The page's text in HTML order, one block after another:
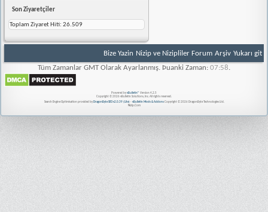
Son Ziyaretçiler
Toplam Ziyaret Hiti: 26.509
Bize Yazin Nizip ve Nizipliler Forum Arşiv Yukarı git
Tüm Zamanlar GMT Olarak Ayarlanmış. Þuanki Zaman: 07:58.
Powered by vBulletin® Version 4.2.5
Copyright © 2026 vBulletin Solutions, Inc. All rights reserved.
Search Engine Optimisation provided by DragonByte SEO v2.0.39 (Lite)- vBulletin Mods & AddonsCopyright © 2026 DragonByte Technologies Ltd.
Nizip.Com